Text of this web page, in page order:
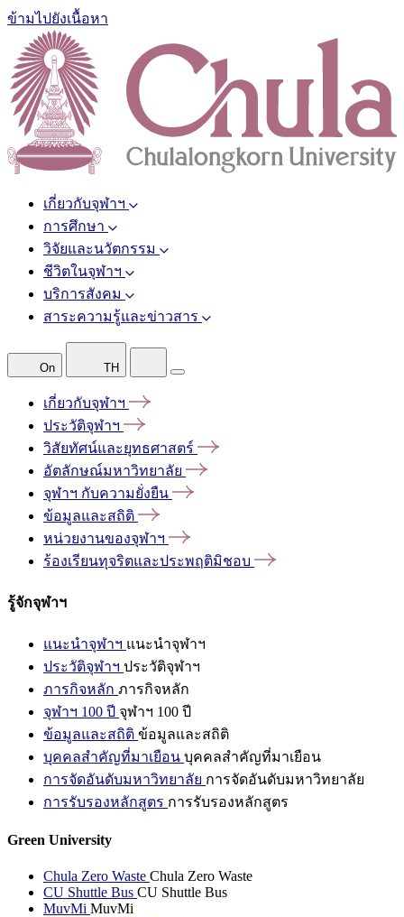
ข้ามไปยังเนื้อหา
เกี่ยวกับจุฬาฯ
การศึกษา
วิจัยและนวัตกรรม
ชีวิตในจุฬาฯ
บริการสังคม
สาระความรู้และข่าวสาร
On TH
เกี่ยวกับจุฬาฯ
ประวัติจุฬาฯ
วิสัยทัศน์และยุทธศาสตร์
อัตลักษณ์มหาวิทยาลัย
จุฬาฯ กับความยั่งยืน
ข้อมูลและสถิติ
หน่วยงานของจุฬาฯ
ร้องเรียนทุจริตและประพฤติมิชอบ
รู้จักจุฬาฯ
แนะนำจุฬาฯ แนะนำจุฬาฯ
ประวัติจุฬาฯ ประวัติจุฬาฯ
ภารกิจหลัก ภารกิจหลัก
จุฬาฯ 100 ปี จุฬาฯ 100 ปี
ข้อมูลและสถิติ ข้อมูลและสถิติ
บุคคลสำคัญที่มาเยือน บุคคลสำคัญที่มาเยือน
การจัดอันดับมหาวิทยาลัย การจัดอันดับมหาวิทยาลัย
การรับรองหลักสูตร การรับรองหลักสูตร
Green University
Chula Zero Waste Chula Zero Waste
CU Shuttle Bus CU Shuttle Bus
MuvMi MuvMi